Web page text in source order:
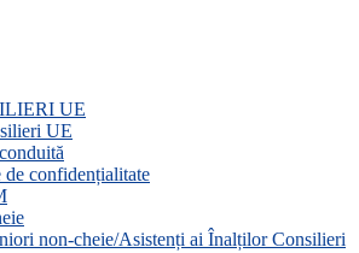
UE
UE
de confidențialitate
non-cheie/Asistenți ai Înalților Consilieri